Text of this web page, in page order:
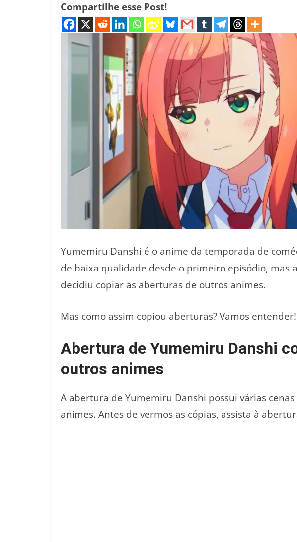
Compartilhe esse Post!
Yumemiru Danshi é o anime da temporada de
de baixa qualidade desde o primeiro episódio, mas
decidiu copiar as aberturas de outros animes.
Mas como assim copiou aberturas? Vamos entender!
Abertura de Yumemiru Danshi
outros animes
A abertura de Yumemiru Danshi possui várias
animes. Antes de vermos as cópias, assista à